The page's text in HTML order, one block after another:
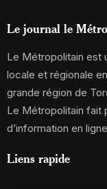
Le journal le
Le Métropolitain est
locale et régionale
grande région de
Le Métropolitain fait
d’information en
Liens rapide